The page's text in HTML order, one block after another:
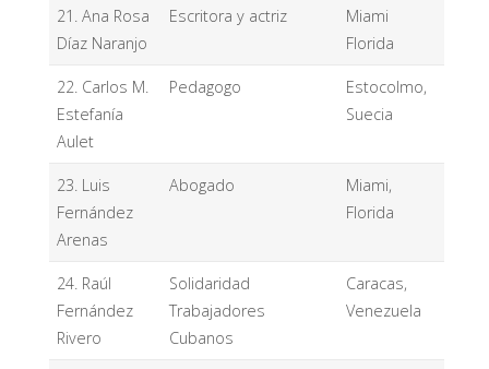
21. Ana Rosa
Díaz Naranjo
Escritora y actriz
Miami
Florida
22. Carlos M.
Estefanía
Aulet
Pedagogo
Estocolmo,
Suecia
23. Luis
Fernández
Arenas
Abogado
Miami,
Florida
24. Raúl
Fernández
Rivero
Solidaridad
Trabajadores
Cubanos
Caracas,
Venezuela